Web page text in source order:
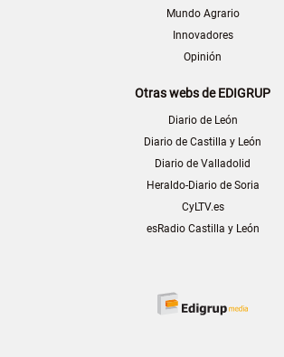
Mundo Agrario
Innovadores
Opinión
Otras webs de EDIGRUP
Diario de León
Diario de Castilla y León
Diario de Valladolid
Heraldo-Diario de Soria
CyLTV.es
esRadio Castilla y León